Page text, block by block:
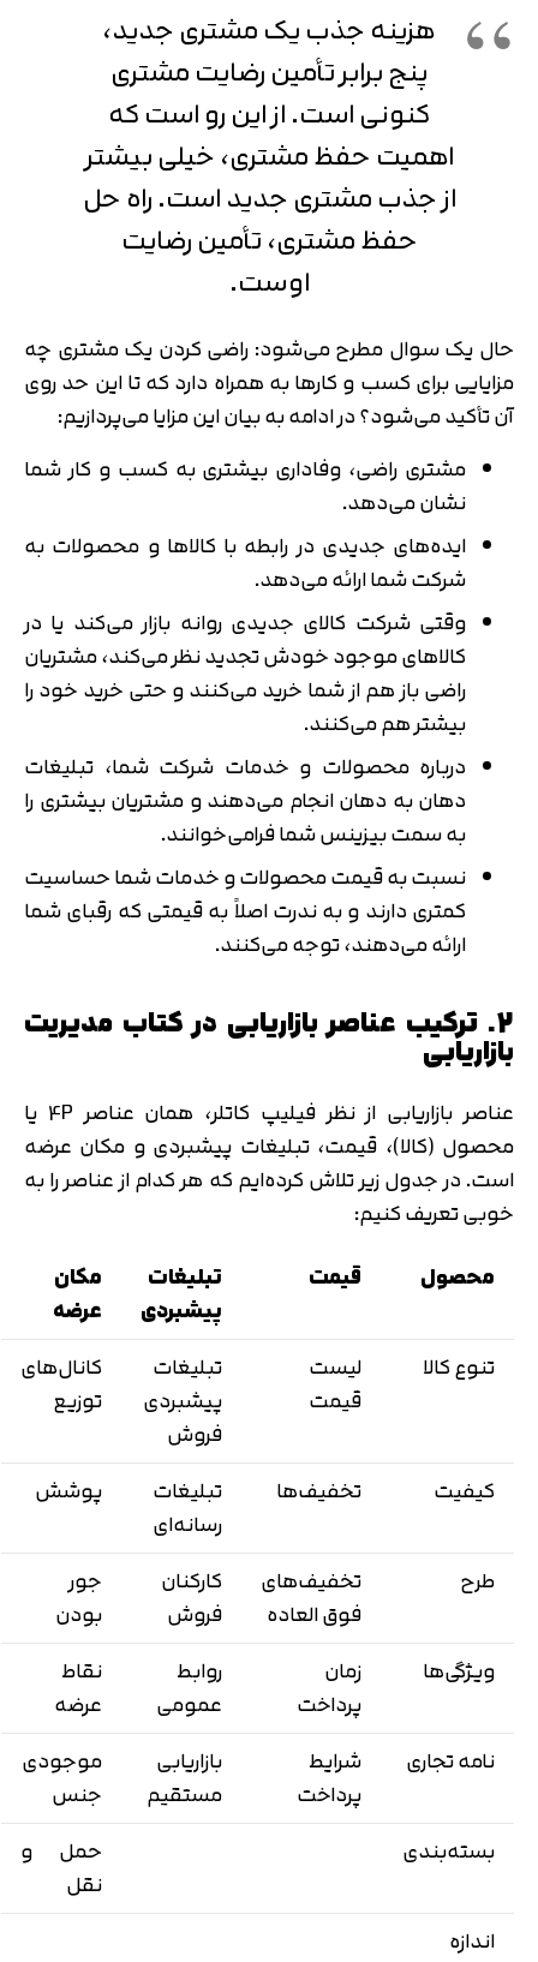
هزینه جذب یک مشتری جدید،
پنج برابر تأمین رضایت مشتری
کنونی است. از این رو است که
اهمیت حفظ مشتری، خیلی بیشتر
از جذب مشتری جدید است. راه حل
حفظ مشتری، تأمین رضایت
اوست.
حال یک سوال مطرح می‌شود: راضی کردن یک مشتری چه
مزایایی برای کسب و کارها به همراه دارد که تا این حد روی
آن تأکید می‌شود؟ در ادامه به بیان این مزایا می‌پردازیم:
مشتری راضی، وفاداری بیشتری به کسب و کار شما
نشان می‌دهد.
ایده‌های جدیدی در رابطه با کالاها و محصولات به
شرکت شما ارائه می‌دهد.
وقتی شرکت کالای جدیدی روانه بازار می‌کند یا در
کالاهای موجود خودش تجدید نظر می‌کند، مشتریان
راضی باز هم از شما خرید می‌کنند و حتی خرید خود را
بیشتر هم می‌کنند.
درباره محصولات و خدمات شرکت شما، تبلیغات
دهان به دهان انجام می‌دهند و مشتریان بیشتری را
به سمت بیزینس شما فرامی‌خوانند.
نسبت به قیمت محصولات و خدمات شما حساسیت
کمتری دارند و به ندرت اصلاً به قیمتی که رقبای شما
ارائه می‌دهند، توجه می‌کنند.
2. ترکیب عناصر بازاریابی در کتاب مدیریت
بازاریابی
عناصر بازاریابی از نظر فیلیپ کاتلر، همان عناصر 4P یا
محصول (کالا)، قیمت، تبلیغات پیشبردی و مکان عرضه
است. در جدول زیر تلاش کرده‌ایم که هر کدام از عناصر را به
خوبی تعریف کنیم:
محصول
قیمت
تبلیغات
پیشبردی
مکان
عرضه
تنوع کالا
لیست
قیمت
تبلیغات
پیشبردی
فروش
کانال‌های
توزیع
کیفیت تخفیف‌ها
تبلیغات
رسانه‌ای
پوشش
طرح
تخفیف‌های
فوق العاده
کارکنان
فروش
جور
بودن
ویژگی‌ها
زمان
پرداخت
روابط
عمومی
نقاط
عرضه
نامه تجاری
شرایط
پرداخت
بازاریابی
مستقیم
موجودی
جنس
بسته‌بندی
حمل و
نقل
اندازه